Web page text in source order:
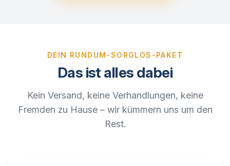
DEIN RUNDUM-SORGLOS-PAKET
Das ist alles dabei
Kein Versand, keine Verhandlungen, keine
Fremden zu Hause – wir kümmern uns um den
Rest.